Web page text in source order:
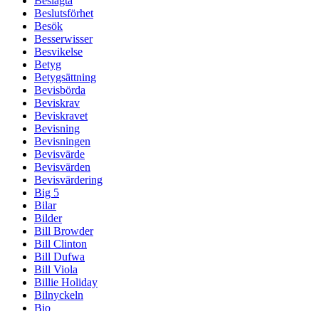
Beslutsförhet
Besök
Besserwisser
Besvikelse
Betyg
Betygsättning
Bevisbörda
Beviskrav
Beviskravet
Bevisning
Bevisningen
Bevisvärde
Bevisvärden
Bevisvärdering
Big 5
Bilar
Bilder
Bill Browder
Bill Clinton
Bill Dufwa
Bill Viola
Billie Holiday
Bilnyckeln
Bio